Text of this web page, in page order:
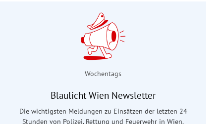
Wochentags
Blaulicht Wien Newsletter
Die wichtigsten Meldungen zu Einsätzen der letzten 24
Stunden von Polizei, Rettung und Feuerwehr in Wien.